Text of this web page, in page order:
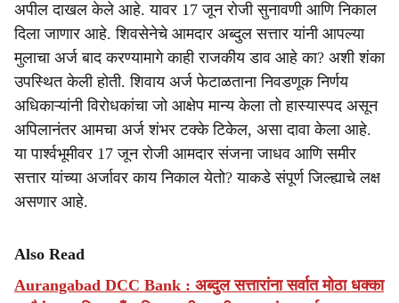
अपील दाखल केले आहे. यावर 17 जून रोजी सुनावणी आणि निकाल
दिला जाणार आहे. शिवसेनेचे आमदार अब्दुल सत्तार यांनी आपल्या
मुलाचा अर्ज बाद करण्यामागे काही राजकीय डाव आहे का? अशी शंका
उपस्थित केली होती. शिवाय अर्ज फेटाळताना निवडणूक निर्णय
अधिकाऱ्यांनी विरोधकांचा जो आक्षेप मान्य केला तो हास्यास्पद असून
अपिलानंतर आमचा अर्ज शंभर टक्के टिकेल, असा दावा केला आहे.
या पार्श्वभूमीवर 17 जून रोजी आमदार संजना जाधव आणि समीर
सत्तार यांच्या अर्जावर काय निकाल येतो? याकडे संपूर्ण जिल्ह्याचे लक्ष
असणार आहे.
Also Read
Aurangabad DCC Bank : अब्दुल सत्तारांना सर्वात मोठा धक्का